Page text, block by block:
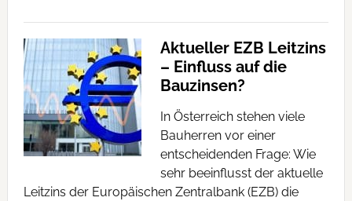
Aktueller EZB Leitzins
– Einfluss auf die
Bauzinsen?
In Österreich stehen viele
Bauherren vor einer
entscheidenden Frage: Wie
sehr beeinflusst der aktuelle
Leitzins der Europäischen Zentralbank (EZB) die